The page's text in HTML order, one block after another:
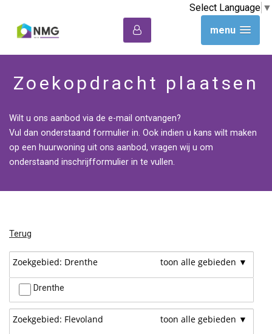
menu
Select Language ▼
Zoekopdracht plaatsen
Wilt u ons aanbod via de e-mail ontvangen?
Vul dan onderstaand formulier in. Ook indien u kans wilt maken
op een huurwoning uit ons aanbod, vragen wij u om
onderstaand inschrijfformulier in te vullen.
Terug
Zoekgebied: Drenthe
Drenthe
Zoekgebied: Flevoland